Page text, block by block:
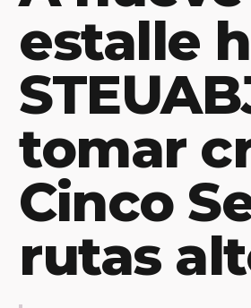
estalle
tomar
Cinco
rutas